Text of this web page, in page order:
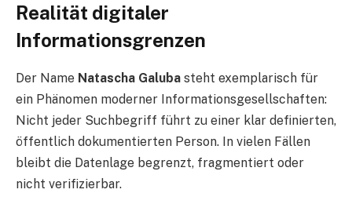
Realität digitaler
Informationsgrenzen
Der Name Natascha Galuba steht exemplarisch für
ein Phänomen moderner Informationsgesellschaften:
Nicht jeder Suchbegriff führt zu einer klar definierten,
öffentlich dokumentierten Person. In vielen Fällen
bleibt die Datenlage begrenzt, fragmentiert oder
nicht verifizierbar.